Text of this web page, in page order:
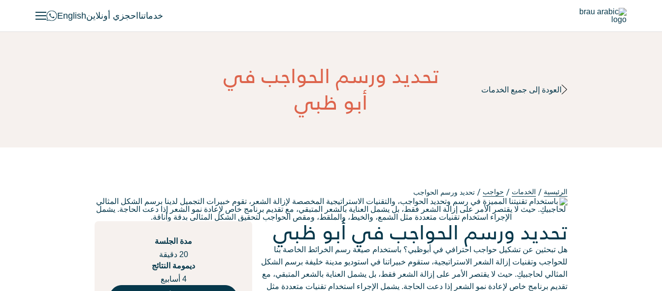
خدماتنا احجزي أونلاينEnglish
العودة إلى جميع الخدمات
تحديد ورسم الحواجب في
أبو ظبي
الرئيسية الخدمات حواجب تحديد ورسم الحواجب
تحديد ورسم الحواجب في أبو ظبي
هل تبحثين عن تشكيل حواجب احترافي في أبوظبي؟ باستخدام صيغة رسم الخرائط الخاصة بنا
للحواجب وتقنيات إزالة الشعر الاستراتيجية، ستقوم خبيراتنا في استوديو مدينة خليفة برسم الشكل
المثالي لحاجبيكِ. حيث لا يقتصر الأمر على إزالة الشعر فقط، بل يشمل العناية بالشعر المتبقي، مع
تقديم برنامج خاص لإعادة نمو الشعر إذا دعت الحاجة. يشمل الإجراء استخدام تقنيات متعددة مثل
مدة الجلسة
20 دقيقة
ديمومة النتائج
4 أسابيع